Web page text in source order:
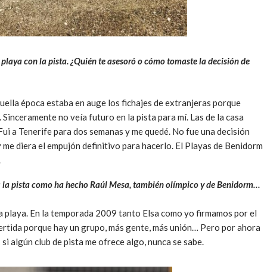
con la pista. ¿Quién te asesoró o cómo tomaste la decisión de
época estaba en auge los fichajes de extranjeras porque
no veía futuro en la pista para mí. Las de la casa
a Tenerife para dos semanas y me quedé. No fue una decisión
diera el empujón definitivo para hacerlo. El Playas de Benidorm
la pista como ha hecho Raúl Mesa, también olímpico y de Benidorm…
playa. En la temporada 2009 tanto Elsa como yo firmamos por el
porque hay un grupo, más gente, más unión… Pero por ahora
algún club de pista me ofrece algo, nunca se sabe.